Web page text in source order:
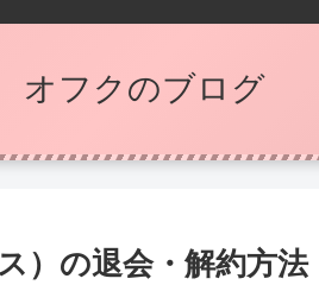
オフクのブログ
）の退会・解約方法